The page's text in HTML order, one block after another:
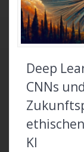
Deep
CNNs
KI